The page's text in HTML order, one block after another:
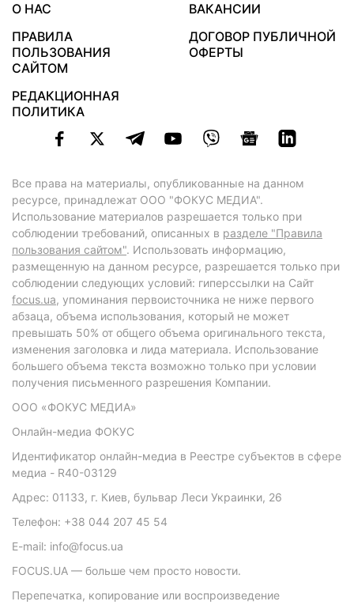
О НАС
ВАКАНСИИ
ПРАВИЛА
ПОЛЬЗОВАНИЯ
САЙТОМ
ДОГОВОР ПУБЛИЧНОЙ
ОФЕРТЫ
РЕДАКЦИОННАЯ
ПОЛИТИКА
Все права на материалы, опубликованные на данном
ресурсе, принадлежат ООО "ФОКУС МЕДИА".
Использование материалов разрешается только при
соблюдении требований, описанных в разделе "Правила
пользования сайтом". Использовать информацию,
размещенную на данном ресурсе, разрешается только при
соблюдении следующих условий: гиперссылки на Сайт
focus.ua, упоминания первоисточника не ниже первого
абзаца, объема использования, который не может
превышать 50% от общего объема оригинального текста,
изменения заголовка и лида материала. Использование
большего объема текста возможно только при условии
получения письменного разрешения Компании.
ООО «ФОКУС МЕДИА»
Онлайн-медиа ФОКУС
Идентификатор онлайн-медиа в Реестре субъектов в сфере
медиа - R40-03129
Адрес: 01133, г. Киев, бульвар Леси Украинки, 26
Телефон: +38 044 207 45 54
E-mail: info@focus.ua
FOCUS.UA — больше чем просто новости.
Перепечатка, копирование или воспроизведение